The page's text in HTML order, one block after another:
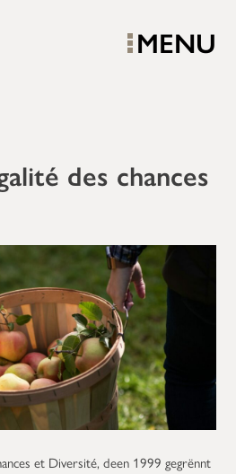
MENU
des chances
et Diversité, deen 1999 gegrënnt